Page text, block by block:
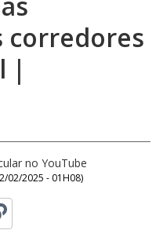
|
no YouTube
02/2025 - 01H08)